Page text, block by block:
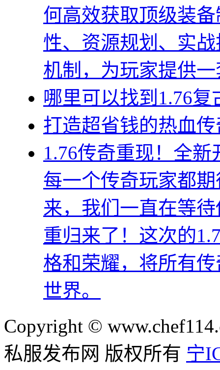
何高效获取顶级装
性、资源规划、实
机制，为玩家提供
哪里可以找到1.76
打造超省钱的热血
1.76传奇重现！全
每一个传奇玩家都
来，我们一直在等
重归来了！这次的
格和荣耀，将所有
世界。
Copyright ©
私服发布网 版权所有 宁